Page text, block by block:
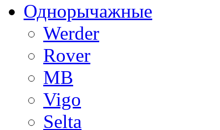
Однорычажные
Werder
Rover
MB
Vigo
Selta